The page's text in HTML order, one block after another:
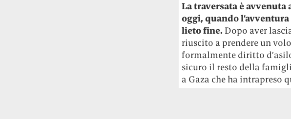
La traversata è avvenuta
oggi, quando
lieto fine.Dopo aver
riuscito a prendere un
formalmente diritto
sicuro il resto della
a Gaza che ha intrapreso